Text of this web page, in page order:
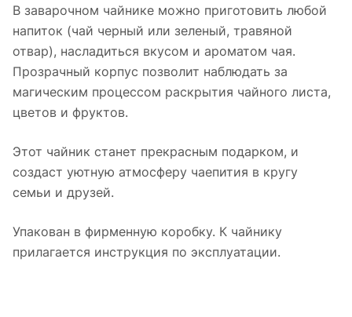
В заварочном чайнике можно приготовить любой
напиток (чай черный или зеленый, травяной
отвар), насладиться вкусом и ароматом чая.
Прозрачный корпус позволит наблюдать за
магическим процессом раскрытия чайного листа,
цветов и фруктов.
Этот чайник станет прекрасным подарком, и
создаст уютную атмосферу чаепития в кругу
семьи и друзей.
Упакован в фирменную коробку. К чайнику
прилагается инструкция по эксплуатации.